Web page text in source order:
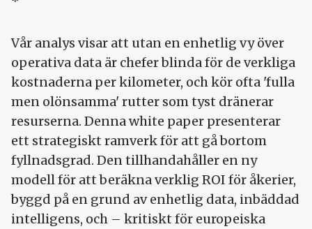
Vår analys visar att utan en enhetlig vy över
operativa data är chefer blinda för de verkliga
kostnaderna per kilometer, och kör ofta 'fulla
men olönsamma' rutter som tyst dränerar
resurserna. Denna white paper presenterar
ett strategiskt ramverk för att gå bortom
fyllnadsgrad. Den tillhandahåller en ny
modell för att beräkna verklig ROI för åkerier,
byggd på en grund av enhetlig data, inbäddad
intelligens, och – kritiskt för europeiska